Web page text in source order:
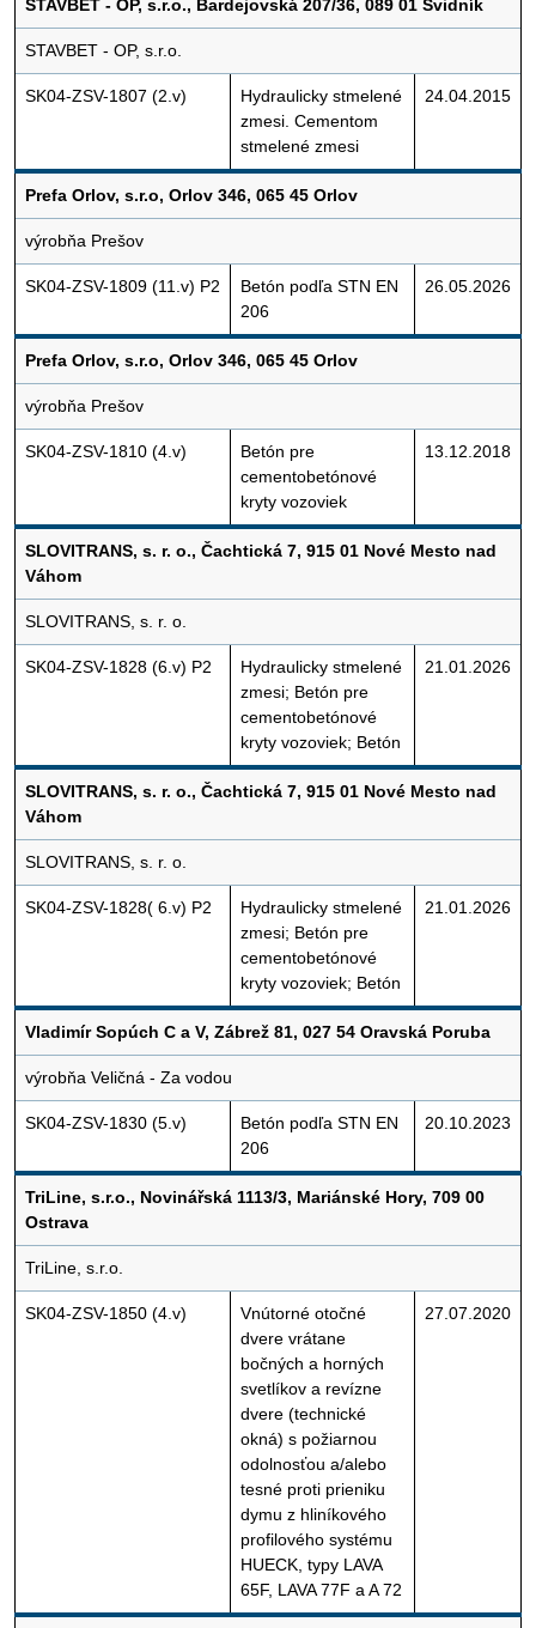
STAVBET - OP, s.r.o., Bardejovská 207/36, 089 01 Svidník
STAVBET - OP, s.r.o.
SK04-ZSV-1807 (2.v)
Hydraulicky stmelené
zmesi. Cementom
stmelené zmesi
24.04.2015
Prefa Orlov, s.r.o, Orlov 346, 065 45 Orlov
výrobňa Prešov
SK04-ZSV-1809 (11.v) P2
Betón podľa STN EN
206
26.05.2026
Prefa Orlov, s.r.o, Orlov 346, 065 45 Orlov
výrobňa Prešov
SK04-ZSV-1810 (4.v)
Betón pre
cementobetónové
kryty vozoviek
13.12.2018
SLOVITRANS, s. r. o., Čachtická 7, 915 01 Nové Mesto nad
Váhom
SLOVITRANS, s. r. o.
SK04-ZSV-1828 (6.v) P2
Hydraulicky stmelené
zmesi; Betón pre
cementobetónové
kryty vozoviek; Betón
21.01.2026
SLOVITRANS, s. r. o., Čachtická 7, 915 01 Nové Mesto nad
Váhom
SLOVITRANS, s. r. o.
SK04-ZSV-1828( 6.v) P2
Hydraulicky stmelené
zmesi; Betón pre
cementobetónové
kryty vozoviek; Betón
21.01.2026
Vladimír Sopúch C a V, Zábrež 81, 027 54 Oravská Poruba
výrobňa Veličná - Za vodou
SK04-ZSV-1830 (5.v)
Betón podľa STN EN
206
20.10.2023
TriLine, s.r.o., Novinářská 1113/3, Mariánské Hory, 709 00
Ostrava
TriLine, s.r.o.
SK04-ZSV-1850 (4.v)
Vnútorné otočné
dvere vrátane
bočných a horných
svetlíkov a revízne
dvere (technické
okná) s požiarnou
odolnosťou a/alebo
tesné proti prieniku
dymu z hliníkového
profilového systému
HUECK, typy LAVA
65F, LAVA 77F a A 72
27.07.2020